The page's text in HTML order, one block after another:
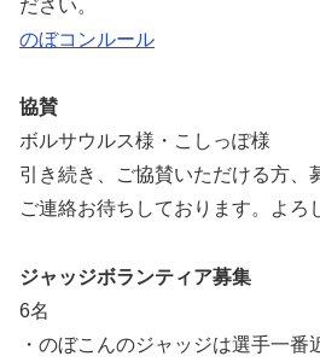
ださい。
のぼコンルール
協賛
ボルサウルス様・こしっぽ様
引き続き、ご協賛いただける方、
ご連絡お待ちしております。よろ
ジャッジボランティア募集
6名
・のぼこんのジャッジは選手一番